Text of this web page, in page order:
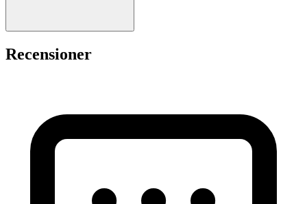
Recensioner